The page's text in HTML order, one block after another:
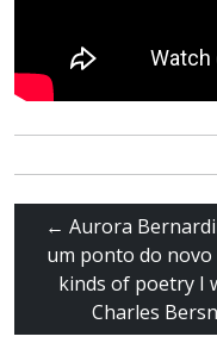
← Aurora
um ponto do
kinds of poetry I
Charles